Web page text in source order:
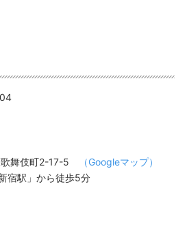
歌舞伎町2-17-5
（Googleマップ）
宿駅」から徒歩5分